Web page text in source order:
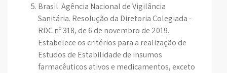
Brasil. Agência Nacional de Vigilância
Sanitária. Resolução da Diretoria Colegiada -
RDC nº 318, de 6 de novembro de 2019.
Estabelece os critérios para a realização de
Estudos de Estabilidade de insumos
farmacêuticos ativos e medicamentos, exceto